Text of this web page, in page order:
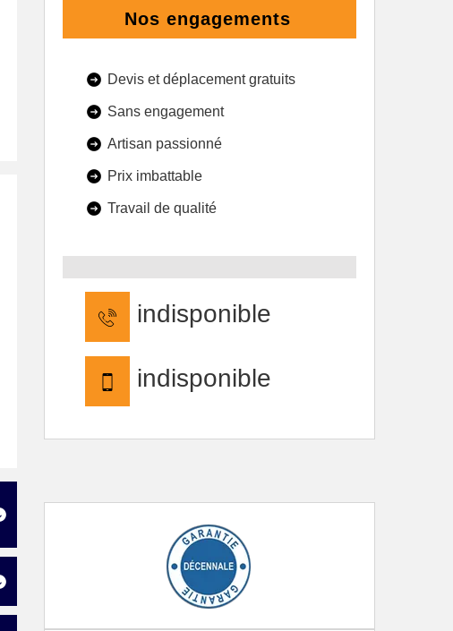
Nos engagements
Devis et déplacement gratuits
Sans engagement
Artisan passionné
Prix imbattable
Travail de qualité
indisponible
indisponible